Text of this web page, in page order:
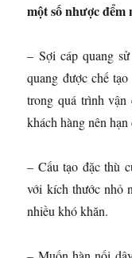
một số nhược đểm
– Sợi cáp quang
quang được chế
trong quá trình
khách hàng nên
– Cấu tạo đặc thù
với kích thước nhỏ
nhiều khó khăn.